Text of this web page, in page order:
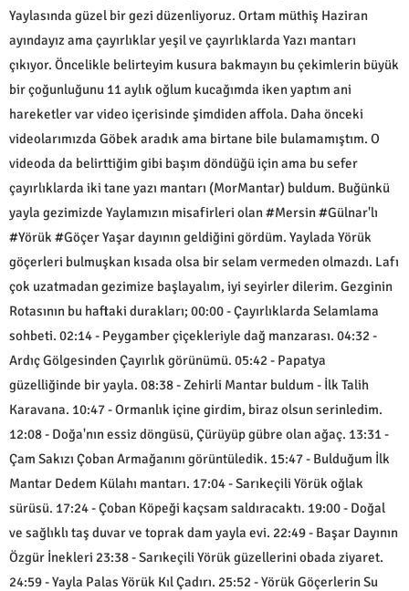
Yaylasında güzel bir gezi düzenliyoruz. Ortam müthiş Haziran
ayındayız ama çayırlıklar yeşil ve çayırlıklarda Yazı mantarı
çıkıyor. Öncelikle belirteyim kusura bakmayın bu çekimlerin büyük
bir çoğunluğunu 11 aylık oğlum kucağımda iken yaptım ani
hareketler var video içerisinde şimdiden affola. Daha önceki
videolarımızda Göbek aradık ama birtane bile bulamamıştım. O
videoda da belirttiğim gibi başım döndüğü için ama bu sefer
çayırlıklarda iki tane yazı mantarı (MorMantar) buldum. Buğünkü
yayla gezimizde Yaylamızın misafirleri olan #Mersin #Gülnar'lı
#Yörük #Göçer Yaşar dayının geldiğini gördüm. Yaylada Yörük
göçerleri bulmuşkan kısada olsa bir selam vermeden olmazdı. Lafı
çok uzatmadan gezimize başlayalım, iyi seyirler dilerim. Gezginin
Rotasının bu haftaki durakları; 00:00 - Çayırlıklarda Selamlama
sohbeti. 02:14 - Peygamber çiçekleriyle dağ manzarası. 04:32 -
Ardıç Gölgesinden Çayırlık görünümü. 05:42 - Papatya
güzelliğinde bir yayla. 08:38 - Zehirli Mantar buldum - İlk Talih
Karavana. 10:47 - Ormanlık içine girdim, biraz olsun serinledim.
12:08 - Doğa'nın essiz döngüsü, Çürüyüp gübre olan ağaç. 13:31 -
Çam Sakızı Çoban Armağanını görüntüledik. 15:47 - Bulduğum İlk
Mantar Dedem Külahı mantarı. 17:04 - Sarıkeçili Yörük oğlak
sürüsü. 17:24 - Çoban Köpeği kaçsam saldıracaktı. 19:00 - Doğal
ve sağlıklı taş duvar ve toprak dam yayla evi. 22:49 - Başar Dayının
Özgür İnekleri 23:38 - Sarıkeçili Yörük güzellerini obada ziyaret.
24:59 - Yayla Palas Yörük Kıl Çadırı. 25:52 - Yörük Göçerlerin Su